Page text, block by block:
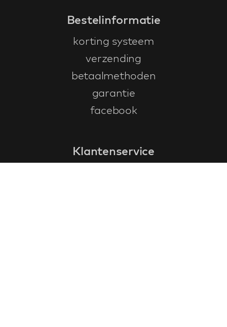
Bestelinformatie
korting systeem
verzending
betaalmethoden
garantie
facebook
Klantenservice